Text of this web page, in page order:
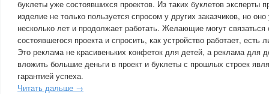
буклеты уже состоявшихся проектов. Из таких буклетов эксперты
изделие не только пользуется спросом у других заказчиков, но
несколько лет и продолжает работать. Желающие могут
состоявшегося проекта и спросить, как устройство работает, есть
Это реклама не красивеньких конфеток для детей, а реклама для
вложить большие деньги в проект и буклеты с прошлых строек
гарантией успеха.
Читать дальше →